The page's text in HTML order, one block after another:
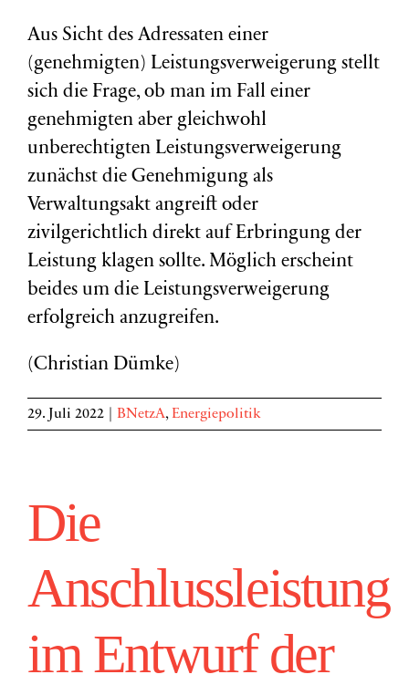
Aus Sicht des Adressaten einer
(genehmigten) Leistungsverweigerung stellt
sich die Frage, ob man im Fall einer
genehmigten aber gleichwohl
unberechtigten Leistungsverweigerung
zunächst die Genehmigung als
Verwaltungsakt angreift oder
zivilgerichtlich direkt auf Erbringung der
Leistung klagen sollte. Möglich erscheint
beides um die Leistungsverweigerung
erfolgreich anzugreifen.
(Christian Dümke)
29. Juli 2022 BNetzA, Energiepolitik
Die
Anschlussleistung
im Entwurf der